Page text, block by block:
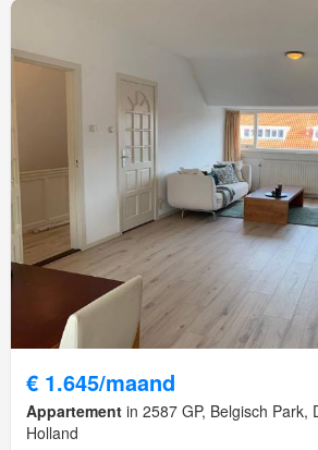
€ 1.645/maand
Appartement in 2587 GP, Belgisch Park,
Holland